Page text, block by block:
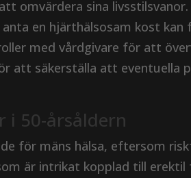
omvärdera sina
en hjärthälsosam kost
med vårdgivare för att
att säkerställa att eventuella
i 50-årsåldern
för mäns hälsa, eftersom
är intrikat kopplad till